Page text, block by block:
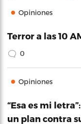
Opiniones
Terror a las 10
0
Opiniones
“Esa es mi
un plan contra